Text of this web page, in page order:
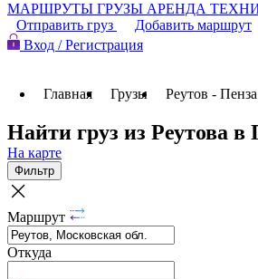
МАРШРУТЫ ГРУЗЫ АРЕНДА
Отправить груз
Добавить маршрут
Вход / Регистрация
Главная Грузы Реутов - Пенза
Найти груз из Реутова в
На карте
Фильтр
Маршрут
Откуда